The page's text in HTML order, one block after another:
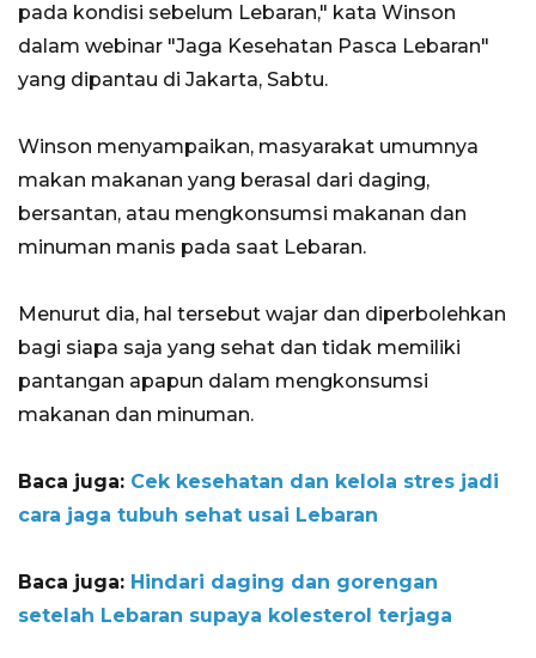
pada kondisi sebelum Lebaran," kata Winson
dalam webinar "Jaga Kesehatan Pasca Lebaran"
yang dipantau di Jakarta, Sabtu.
Winson menyampaikan, masyarakat umumnya
makan makanan yang berasal dari daging,
bersantan, atau mengkonsumsi makanan dan
minuman manis pada saat Lebaran.
Menurut dia, hal tersebut wajar dan diperbolehkan
bagi siapa saja yang sehat dan tidak memiliki
pantangan apapun dalam mengkonsumsi
makanan dan minuman.
Baca juga: Cek kesehatan dan kelola stres jadi
cara jaga tubuh sehat usai Lebaran
Baca juga: Hindari daging dan gorengan
setelah Lebaran supaya kolesterol terjaga